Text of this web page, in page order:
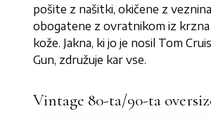
pošite z našitki, okičene z
obogatene z ovratnikom iz krzna
kože. Jakna, ki jo je nosil Tom
Gun, združuje kar vse.
Vintage 80-ta/90-ta